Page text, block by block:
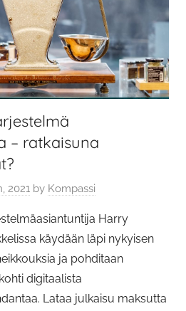
– ratkaisuna
2021 by Kompassi
Harry
käydään läpi nykyisen
ja pohditaan
digitaalista
Lataa julkaisu maksutta